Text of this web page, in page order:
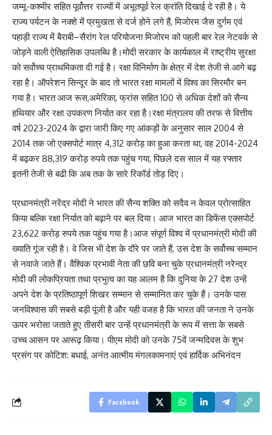
जम्मू-कश्मीर सहित पूर्वोत्तर राज्यों में अभूतपूर्व रेल क्रांति दिखाई दे रही है। ये
राज्य पर्यटन के नक्शे में प्रमुखता से दर्ज होने लगे हैं, मिजोरम जैस दुर्गम एवं
पहाड़ी राज्य में बैराबी–सैरांग रेल परियोजना मिजोरम को पहली बार रेल नेटवर्क से
जोड़ने वाली ऐतिहासिक उपलब्धि है।मोदी सरकार के कार्यकाल में राष्ट्रीय सुरक्षा
को सर्वोच्च प्राथमिकता दी गई है। रक्षा विनिर्माण के क्षेत्र में देश तेजी से आगे बढ़
रहा है। ऑपरेशन सिन्दूर के बाद तो भारत रक्षा मामलों में विश्व का सिरमौर बन
गया है। भारत आज रूस,अमेरिका, फ्रांस सहित 100 से अधिक देशों को सैन्य
हथियार और रक्षा उपकरण निर्यात कर रहा है।रक्षा मंत्रालय की तरफ से वित्तीय
वर्ष 2023-2024 के द्वारा जारी किए गए आंकड़ों के अनुसार साल 2004 से
2014 तक जो एक्सपोर्ट मात्र 4,312 करोड़ का हुआ करता था, वह 2014-2024
में बढ़कर 88,319 करोड़ रुपये तक पहुंच गया, पिछले दस साल में यह रफ्तार
इतनी तेजी से बढी कि अब तक के सारे रिकॉर्ड तोड़ दिए।
प्रधानमंत्री नरेंद्र मोदी ने भारत की सैन्य शक्ति को सदैव न केवल प्रोत्साहित
किया बल्कि रक्षा निर्यात को बढ़ाने पर बल दिया। आज भारत का डिफेंस एक्सपोर्ट
23,622 करोड़ रुपये तक पहुंच गया है।आज संपूर्ण विश्व में प्रधानमंत्री मोदी की
ख्याति गूंज रही है। वे जिस भी देश के दौरे पर जाते हैं, उस देश के सर्वोच्च सम्मान
से नवाजे जाते हैं। वैश्विक प्रभावी नेता की छवि बना चुके प्रधानमंत्री नरेन्द्र
मोदी की लोकप्रियता तथा प्रभुत्व का यह आलम है कि दुनिया के 27 देश उन्हें
अपने देश के प्रतिष्ठापूर्ण शिखर सम्मान से सम्मानित कर चुके हैं। उनके पास
जनविश्वास की सबसे बड़ी पूंजी है और यही वजह है कि भारत की जनता ने उनके
ऊपर भरोसा जताते हुए तीसरी बार उन्हें प्रधानमंत्री के रूप में सत्ता के सबसे
उच्च आसन पर आरूढ़ किया। पीएम मोदी को उनके 75वें जन्मदिवस के शुभ
प्रसंग पर कोटिश: बधाई, अनंत आत्मीय मंगलकामनाएं एवं हार्दिक अभिनंदन
Facebook